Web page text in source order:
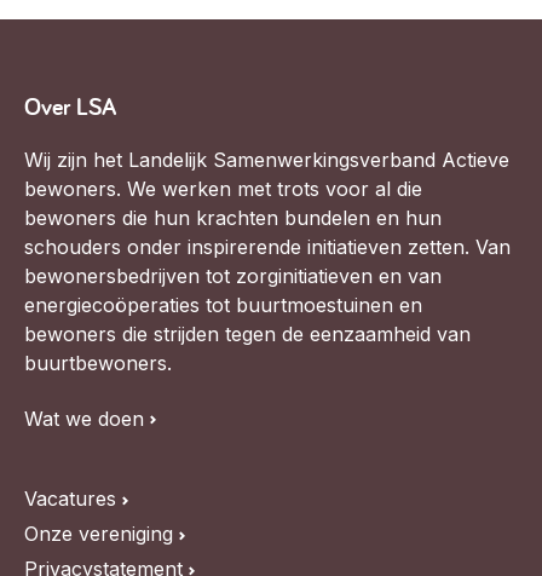
Over LSA
Wij zijn het Landelijk Samenwerkingsverband Actieve
bewoners. We werken met trots voor al die
bewoners die hun krachten bundelen en hun
schouders onder inspirerende initiatieven zetten. Van
bewonersbedrijven tot zorginitiatieven en van
energiecoöperaties tot buurtmoestuinen en
bewoners die strijden tegen de eenzaamheid van
buurtbewoners.
Wat we doen
Vacatures
Onze vereniging
Privacystatement